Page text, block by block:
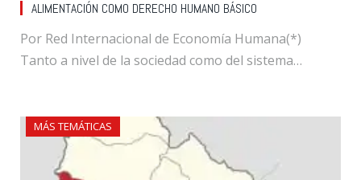
ALIMENTACIÓN COMO DERECHO HUMANO BÁSICO
Por Red Internacional de Economía Humana(*)
Tanto a nivel de la sociedad como del sistema…
MÁS TEMÁTICAS